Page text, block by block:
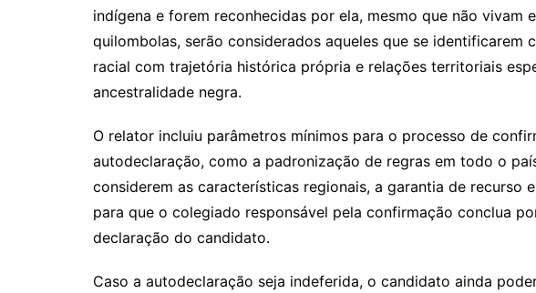
indígena e forem reconhecidas por ela, mesmo que não vivam
quilombolas, serão considerados aqueles que se
racial com trajetória histórica própria e relações territoriais
ancestralidade negra.
O relator incluiu parâmetros mínimos para o processo de
autodeclaração, como a padronização de regras em todo o
considerem as características regionais, a garantia de recurso
para que o colegiado responsável pela confirmação conclua
declaração do candidato.
Caso a autodeclaração seja indeferida, o candidato ainda